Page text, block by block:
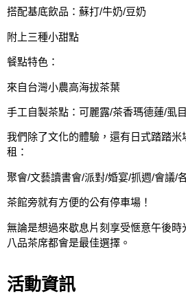
搭配基底飲品：蘇打/牛奶/豆奶
附上三種小甜點
餐點特色：
來自台灣小農高海拔茶葉
手工自製茶點：可麗露/茶香瑪德蓮/虱
我們除了文化的體驗，還有日式踏踏米
租：
聚會/文藝讀書會/派對/婚宴/抓週/會議/
茶館旁就有方便的公有停車場！
無論是想過來歇息片刻享受愜意午後
八品茶席都會是最佳選擇。
活動資訊